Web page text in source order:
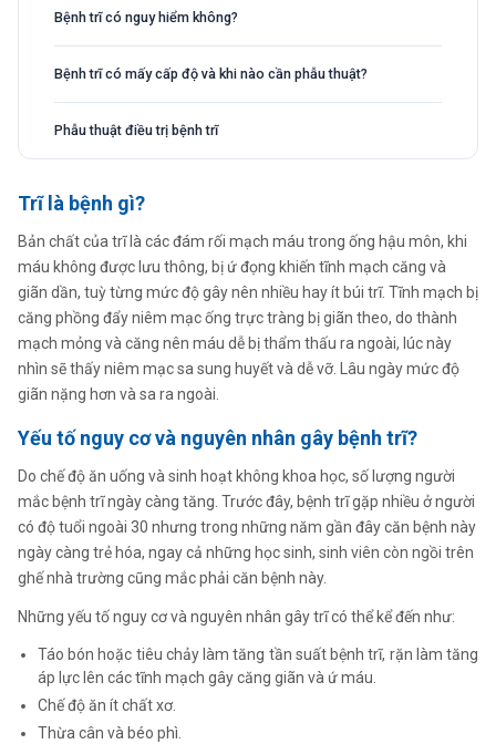
Bệnh trĩ có nguy hiểm không?
Bệnh trĩ có mấy cấp độ và khi nào cần phẫu thuật?
Phẫu thuật điều trị bệnh trĩ
Trĩ là bệnh gì?
Bản chất của trĩ là các đám rối mạch máu trong ống hậu môn, khi
máu không được lưu thông, bị ứ đọng khiến tĩnh mạch căng và
giãn dần, tuỳ từng mức độ gây nên nhiều hay ít búi trĩ. Tĩnh mạch bị
căng phồng đẩy niêm mạc ống trực tràng bị giãn theo, do thành
mạch mỏng và căng nên máu dễ bị thẩm thấu ra ngoài, lúc này
nhìn sẽ thấy niêm mạc sa sung huyết và dễ vỡ. Lâu ngày mức độ
giãn nặng hơn và sa ra ngoài.
Yếu tố nguy cơ và nguyên nhân gây bệnh trĩ?
Do chế độ ăn uống và sinh hoạt không khoa học, số lượng người
mắc bệnh trĩ ngày càng tăng. Trước đây, bệnh trĩ gặp nhiều ở người
có độ tuổi ngoài 30 nhưng trong những năm gần đây căn bệnh này
ngày càng trẻ hóa, ngay cả những học sinh, sinh viên còn ngồi trên
ghế nhà trường cũng mắc phải căn bệnh này.
Những yếu tố nguy cơ và nguyên nhân gây trĩ có thể kể đến như:
Táo bón hoặc tiêu chảy làm tăng tần suất bệnh trĩ, rặn làm tăng
áp lực lên các tĩnh mạch gây căng giãn và ứ máu.
Chế độ ăn ít chất xơ.
Thừa cân và béo phì.